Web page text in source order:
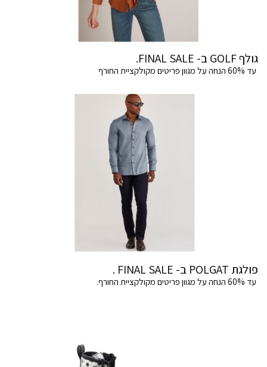
גולף GOLF ב- FINAL SALE.
עד 60% הנחה על מגוון פריטים מקולקציית החורף
פולגת POLGAT ב- FINAL SALE .
עד 60% הנחה על מגוון פריטים מקולקציית החורף.